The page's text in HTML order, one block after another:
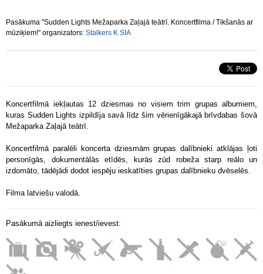
Pasākuma "Sudden Lights Mežaparka Zaļajā teātrī. Koncertfilma / Tikšanās ar
mūziķiem!" organizators: Stalkers K SIA
Koncertfilmā iekļautas 12 dziesmas no visiem trim grupas albumiem,
kuras Sudden Lights izpildīja savā līdz šim vērienīgākajā brīvdabas šovā
Mežaparka Zaļajā teātrī.
Koncertfilmā paralēli koncerta dziesmām grupas dalībnieki atklājas ļoti
personīgās, dokumentālās etīdēs, kurās zūd robeža starp reālo un
izdomāto, tādējādi dodot iespēju ieskatīties grupas dalībnieku dvēselēs.
Filma latviešu valodā.
Pasākumā aizliegts ienest/ievest: